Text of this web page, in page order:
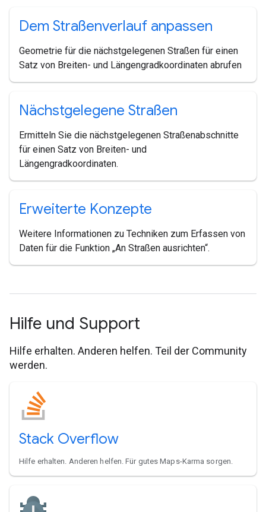
Dem Straßenverlauf anpassen
Geometrie für die nächstgelegenen Straßen für einen
Satz von Breiten- und Längengradkoordinaten abrufen
Nächstgelegene Straßen
Ermitteln Sie die nächstgelegenen Straßenabschnitte
für einen Satz von Breiten- und
Längengradkoordinaten.
Erweiterte Konzepte
Weitere Informationen zu Techniken zum Erfassen von
Daten für die Funktion „An Straßen ausrichten“.
Hilfe und Support
Hilfe erhalten. Anderen helfen. Teil der Community
werden.
Stack Overflow
Hilfe erhalten. Anderen helfen. Für gutes Maps-Karma sorgen.